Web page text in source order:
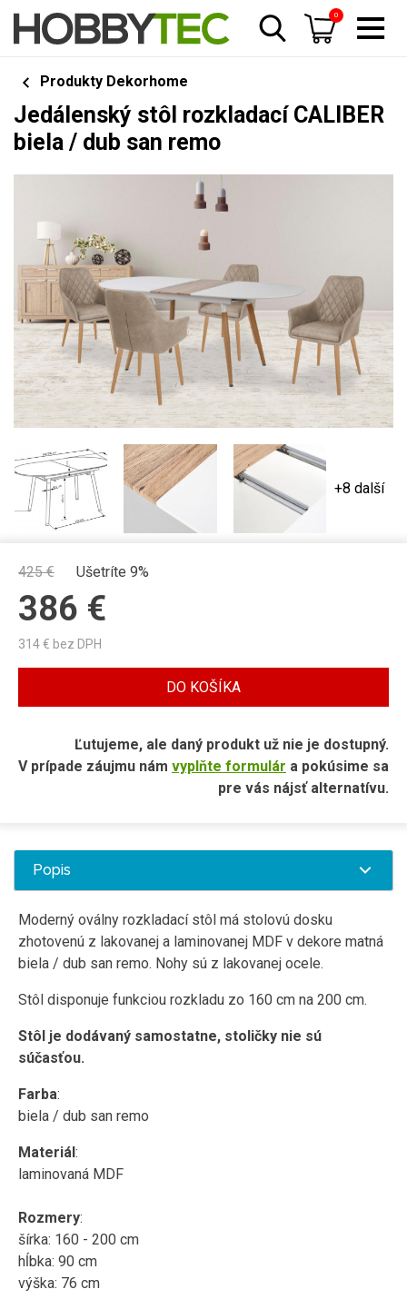
0
Produkty Dekorhome
Jedálenský stôl rozkladací CALIBER
biela / dub san remo
+8 další
425€ Ušetríte 9%
386 €
314€ bez DPH
DO KOŠÍKA
Ľutujeme, ale daný produkt už nie je dostupný.
V prípade záujmu nám vyplňte formulár a pokúsime sa
pre vás nájsť alternatívu.
Popis
Moderný oválny rozkladací stôl má stolovú dosku
zhotovenú z lakovanej a laminovanej MDF v dekore matná
biela / dub san remo. Nohy sú z lakovanej ocele.
Stôl disponuje funkciou rozkladu zo 160 cm na 200 cm.
Stôl je dodávaný samostatne, stoličky nie sú
súčasťou.
Farba:
biela / dub san remo
Materiál:
laminovaná MDF
Rozmery:
šírka: 160 - 200 cm
hĺbka: 90 cm
výška: 76 cm